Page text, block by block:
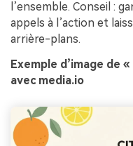
l’ensemble. Conseil :
appels à l’action et
arrière-plans.
Exemple d’image de
avec media.io